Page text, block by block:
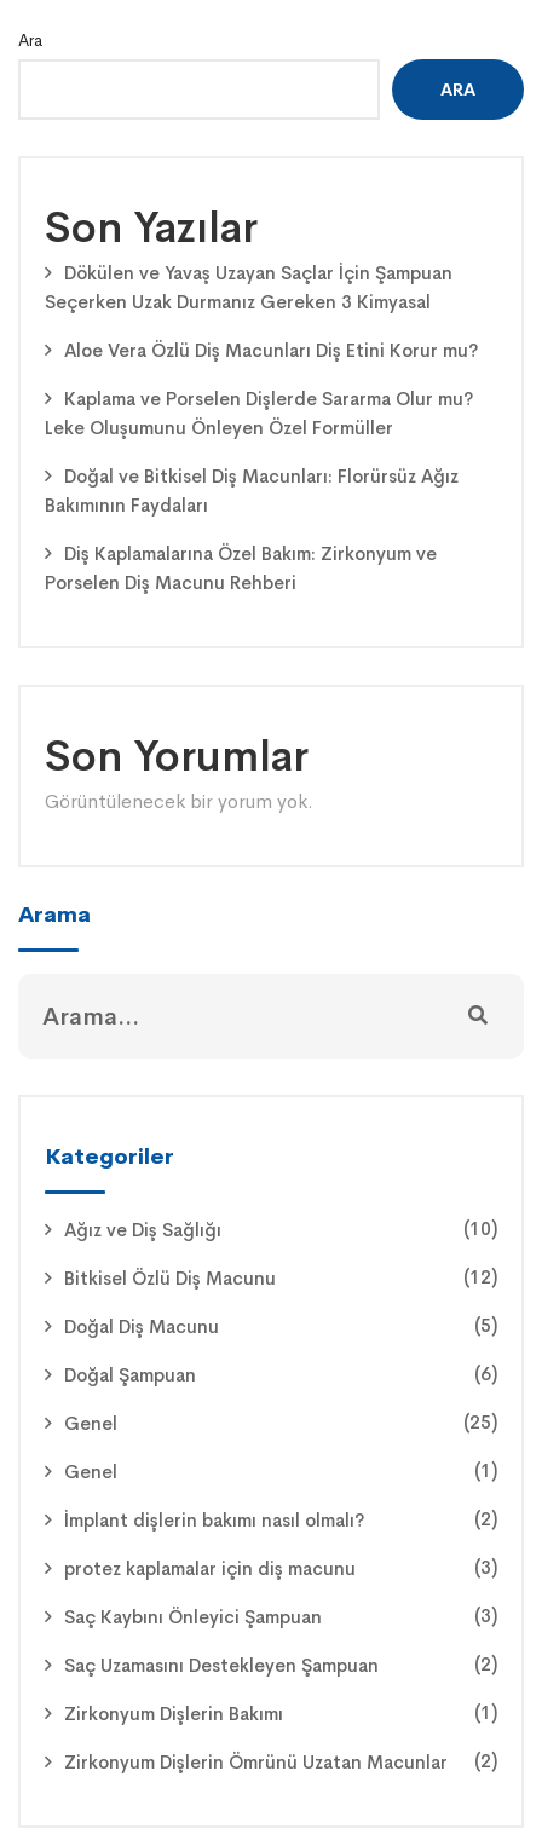
Ara
ARA
Son Yazılar
Dökülen ve Yavaş Uzayan Saçlar İçin Şampuan
Seçerken Uzak Durmanız Gereken 3 Kimyasal
Aloe Vera Özlü Diş Macunları Diş Etini Korur mu?
Kaplama ve Porselen Dişlerde Sararma Olur mu?
Leke Oluşumunu Önleyen Özel Formüller
Doğal ve Bitkisel Diş Macunları: Florürsüz Ağız
Bakımının Faydaları
Diş Kaplamalarına Özel Bakım: Zirkonyum ve
Porselen Diş Macunu Rehberi
Son Yorumlar
Görüntülenecek bir yorum yok.
Arama
Kategoriler
Ağız ve Diş Sağlığı (10)
Bitkisel Özlü Diş Macunu (12)
Doğal Diş Macunu (5)
Doğal Şampuan (6)
Genel (25)
Genel (1)
İmplant dişlerin bakımı nasıl olmalı? (2)
protez kaplamalar için diş macunu (3)
Saç Kaybını Önleyici Şampuan (3)
Saç Uzamasını Destekleyen Şampuan (2)
Zirkonyum Dişlerin Bakımı (1)
Zirkonyum Dişlerin Ömrünü Uzatan Macunlar (2)